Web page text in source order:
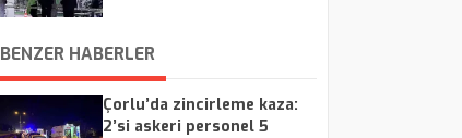
BENZER HABERLER
Çorlu’da zincirleme kaza:
2’si askeri personel 5